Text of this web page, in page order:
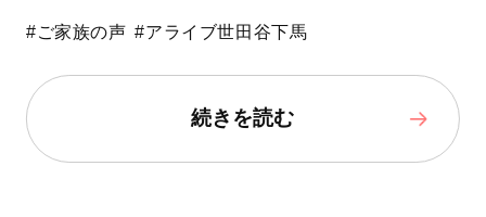
#ご家族の声 #アライブ世田谷下馬
続きを読む